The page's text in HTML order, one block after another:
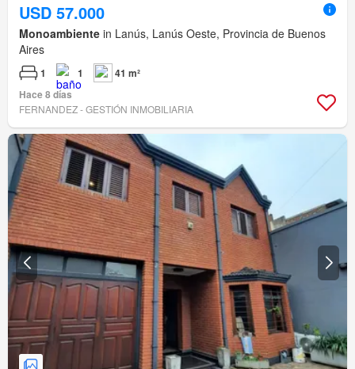
USD 57.000
Monoambiente in Lanús, Lanús Oeste, Provincia de Buenos
Aires
1 1
41 m²
Hace 8 días
FERNANDEZ - GESTIÓN INMOBILIARIA